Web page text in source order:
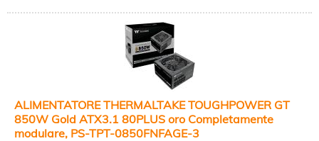
ALIMENTATORE THERMALTAKE TOUGHPOWER GT
850W Gold ATX3.1 80PLUS oro Completamente
modulare, PS-TPT-0850FNFAGE-3